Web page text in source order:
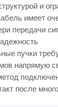
и
имеет
передачи
пучки
напрямую
после